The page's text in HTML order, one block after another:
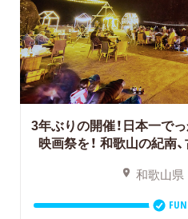
3年ぶりの開催！日本一で
映画祭を！ 和歌山の紀南
和歌山県